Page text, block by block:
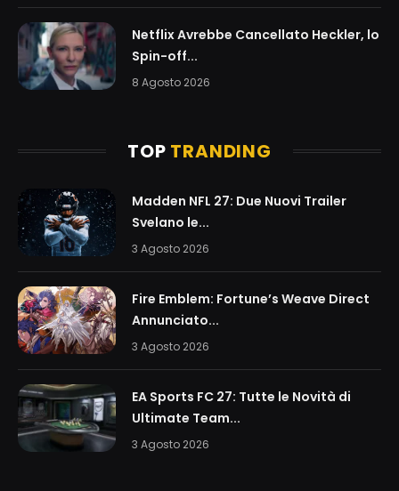
Netflix Avrebbe Cancellato Heckler, lo
Spin-off...
8 Agosto 2026
TOP TRANDING
Madden NFL 27: Due Nuovi Trailer
Svelano le...
3 Agosto 2026
Fire Emblem: Fortune’s Weave Direct
Annunciato...
3 Agosto 2026
EA Sports FC 27: Tutte le Novità di
Ultimate Team...
3 Agosto 2026